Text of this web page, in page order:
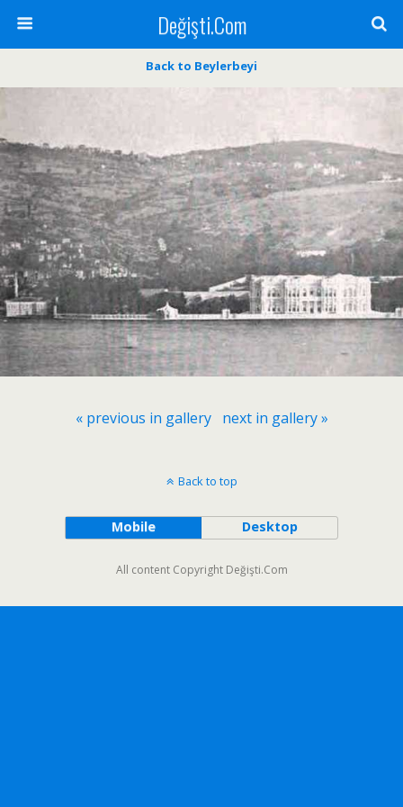
Değişti.Com
Back to Beylerbeyi
« previous in gallery next in gallery »
Back to top
Mobile Desktop
All content Copyright Değişti.Com